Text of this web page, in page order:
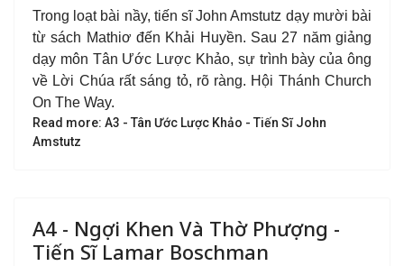
Trong loạt bài nầy, tiến sĩ John Amstutz dạy mười bài
từ sách Mathiơ đến Khải Huyền. Sau 27 năm giảng
dạy môn Tân Ước Lược Khảo, sự trình bày của ông
về Lời Chúa rất sáng tỏ, rõ ràng. Hội Thánh Church
On The Way.
Read more: A3 - Tân Ước Lược Khảo - Tiến Sĩ John
Amstutz
A4 - Ngợi Khen Và Thờ Phượng -
Tiến Sĩ Lamar Boschman